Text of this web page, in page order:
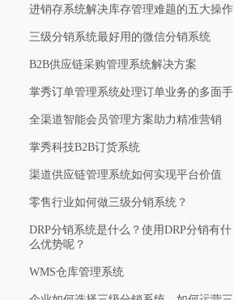
进销存系统解决库存管理难题的五大操作
三级分销系统最好用的微信分销系统
B2B供应链采购管理系统解决方案
掌秀订单管理系统处理订单业务的多面手
全渠道智能会员管理方案助力精准营销
掌秀科技B2B订货系统
渠道供应链管理系统如何实现平台价值
零售行业如何做三级分销系统？
DRP分销系统是什么？使用DRP分销有什
么优势呢？
WMS仓库管理系统